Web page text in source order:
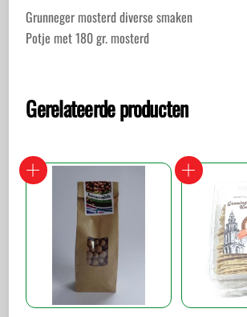
Grunneger mosterd diverse smaken
Potje met 180 gr. mosterd
Gerelateerde producten